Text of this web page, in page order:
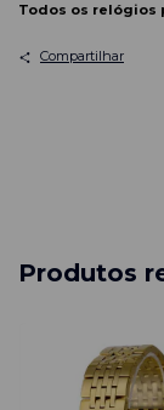
Todos os relógios
Compartilhar
Produtos